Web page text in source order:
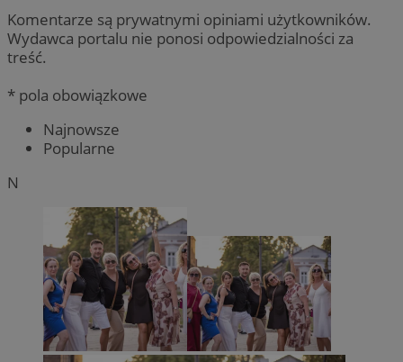
Komentarze są prywatnymi opiniami użytkowników.
Wydawca portalu nie ponosi odpowiedzialności za
treść.
* pola obowiązkowe
Najnowsze
Popularne
N